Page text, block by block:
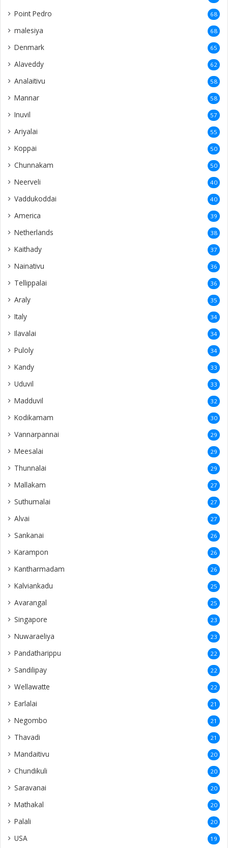
Point Pedro 68
malesiya 68
Denmark 65
Alaveddy 62
Analaitivu 58
Mannar 58
Inuvil 57
Ariyalai 55
Koppai 50
Chunnakam 50
Neerveli 40
Vaddukoddai 40
America 39
Netherlands 38
Kaithady 37
Nainativu 36
Tellippalai 36
Araly 35
Italy 34
Ilavalai 34
Puloly 34
Kandy 33
Uduvil 33
Madduvil 32
Kodikamam 30
Vannarpannai 29
Meesalai 29
Thunnalai 29
Mallakam 27
Suthumalai 27
Alvai 27
Sankanai 26
Karampon 26
Kantharmadam 26
Kalviankadu 25
Avarangal 25
Singapore 23
Nuwaraeliya 23
Pandatharippu 22
Sandilipay 22
Wellawatte 22
Earlalai 21
Negombo 21
Thavadi 21
Mandaitivu 20
Chundikuli 20
Saravanai 20
Mathakal 20
Palali 20
USA 19